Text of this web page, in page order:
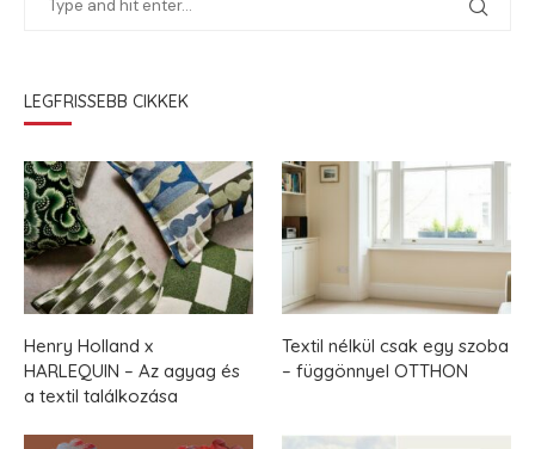
LEGFRISSEBB CIKKEK
Henry Holland x
HARLEQUIN – Az agyag és
a textil találkozása
Textil nélkül csak egy szoba
– függönnyel OTTHON